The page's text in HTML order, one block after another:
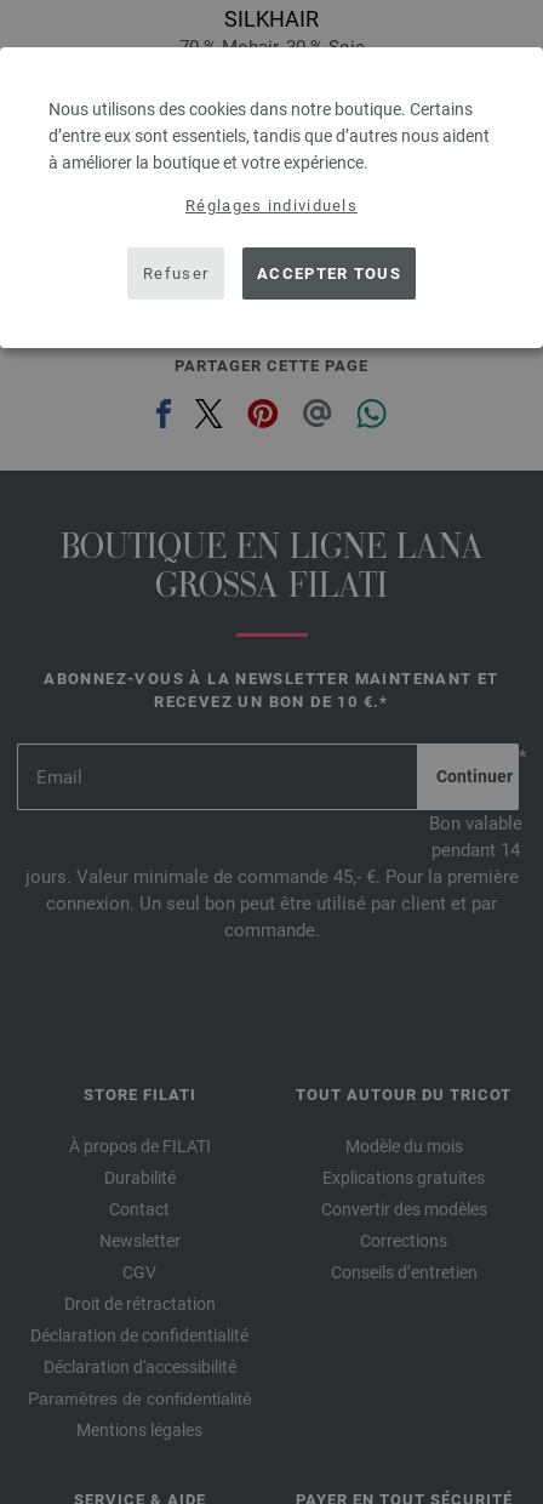
Nous utilisons des cookies dans notre boutique. Certains
d’entre eux sont essentiels, tandis que d’autres nous aident
à améliorer la boutique et votre expérience.
Réglages individuels
Refuser ACCEPTER TOUS
SILKHAIR
70 % Mohair, 30 % Soie
Épaisseur de l'aiguille: 4,5 - 5
6,64 € - 8,36 €
7,73 $ - 9,73 $
hors TVA, frais de port en sus, Prix de base:265,60 € - 334,40 €
prev next
PARTAGER CETTE PAGE
BOUTIQUE EN LIGNE LANA
GROSSA FILATI
ABONNEZ-VOUS À LA NEWSLETTER MAINTENANT ET
RECEVEZ UN BON DE 10 €.*
*
Bon valable
pendant 14
jours. Valeur minimale de commande 45,- €. Pour la première
connexion. Un seul bon peut être utilisé par client et par
commande.
STORE FILATI
À propos de FILATI
Durabilité
Contact
Newsletter
CGV
Droit de rétractation
Déclaration de confidentialité
Déclaration d'accessibilité
Paramètres de confidentialité
Mentions légales
TOUT AUTOUR DU TRICOT
Modèle du mois
Explications gratuites
Convertir des modèles
Corrections
Conseils d’entretien
SERVICE & AIDE PAYER EN TOUT SÉCURITÉ